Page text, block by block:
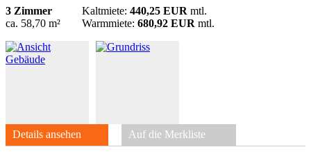
3 Zimmer
ca. 58,70 m²
Kaltmiete: 440,25 EUR mtl.
Warmmiete: 680,92 EUR mtl.
Details ansehen Auf die Merkliste